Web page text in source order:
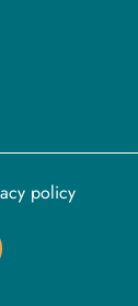
policy